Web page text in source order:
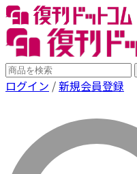
ログイン /新規会員登録